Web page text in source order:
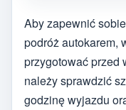
Aby zapewnić
podróż autokarem,
przygotować przed
należy sprawdzić
godzinę wyjazdu